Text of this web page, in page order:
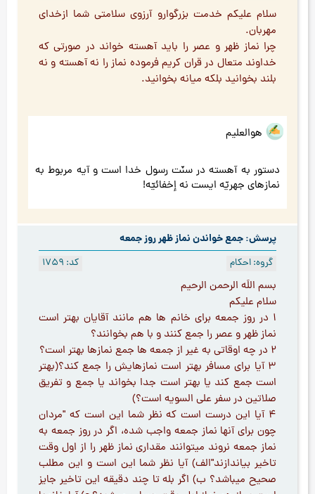
سلام علیکم خدمت بزرگوارو آرزوی سلامتی شما ازخدای
مهربان.
چرا نماز ظهر و عصر را باید آهسته خواند در صورتی که
خداوند متعال در قران کریم فرموده نماز را نه آهسته و نه
بلند بخوانید بلکه میانه بخوانید.
هوالعلیم
دستور به آهسته در سنّت رسول خدا است و آیه مربوط به
نمازهای جهریّه ایست نه إخفائیّه!
پرسش: جمع خواندن نماز ظهر روز جمعه
کد: 1759 گروه: احکام
بسم اللَه الرحمن الرحیم
سلام علیکم
1 در روز جمعه برای خانم ها هم مانند آقایان بهتر است
نماز ظهر و عصر را جمع کنند و با هم بخوانند؟
2 در چه اوقاتی به غیر از جمعه ها جمع نمازها بهتر است؟
3 آیا برای مسافر بهتر است نمازهایش را جمع کند؟(بهتر
است جمع کند یا بهتر است جدا بخواند یا جمع و تفریق
صلاتین در سفر علی السویه است؟)
4 آیا این درست است که نظر شما این است که "مردان
چون برای آنها نماز جمعه واجب شده، اگر در روز جمعه به
نماز جمعه نروند میتوانند مقداری نماز ظهر را از اول وقت
تاخیر بیاندازند"الف) آیا نظر شما این است و این مطلب
صحیح میباشد؟ ب) اگر بله تا چند دقیقه این تاخیر جایز